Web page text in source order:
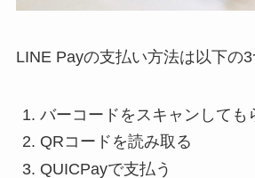
LINE Payの支払い方法は以下の3
バーコードをスキャンしても
QRコードを読み取る
QUICPayで支払う